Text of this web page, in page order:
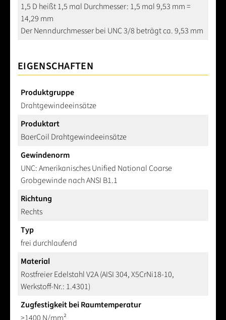
1,5 D heißt 1,5 mal Durchmesser: 1,5 mal 9,53 mm =
14,29 mm
Der Nenndurchmesser bei UNC 3/8 beträgt ca. 9,53 mm
EIGENSCHAFTEN
Produktgruppe
Drahtgewindeeinsätze
Produktart
BaerCoil Drahtgewindeeinsätze
Gewindenorm
UNC: Amerikanisches Unified National Coarse
Grobgewinde nach ANSI B1.1
Richtung
Rechts
Typ
frei durchlaufend
Material
Rostfreier Edelstahl V2A (AISI 304, X5CrNi18-10,
Werkstoff-Nr.: 1.4301)
Zugfestigkeit bei Raumtemperatur